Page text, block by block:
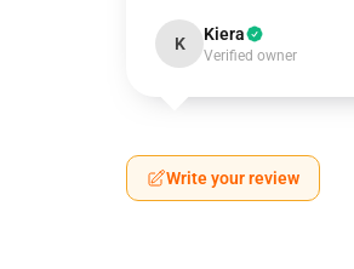
K Kiera
Verified owner
Write your review